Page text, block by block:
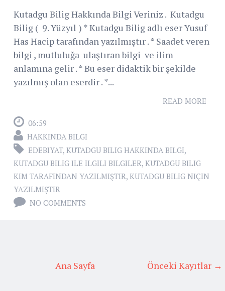
Kutadgu Bilig Hakkında Bilgi Veriniz . Kutadgu
Bilig ( 9. Yüzyıl ) * Kutadgu Bilig adlı eser Yusuf
Has Hacip tarafından yazılmıştır . * Saadet veren
bilgi , mutluluğa ulaştıran bilgi ve ilim
anlamına gelir . * Bu eser didaktik bir şekilde
yazılmış olan eserdir . *...
READ MORE
06:59
HAKKINDA BILGI
EDEBIYAT, KUTADGU BILIG HAKKINDA BILGI,
KUTADGU BILIG ILE ILGILI BILGILER, KUTADGU BILIG
KIM TARAFINDAN YAZILMIŞTIR, KUTADGU BILIG NIÇIN
YAZILMIŞTIR
NO COMMENTS
Önceki Kayıtlar →
Ana Sayfa